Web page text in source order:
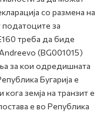
со размена на
податоците за
треба да биде
(BG001015)
за кои одредишната
Бугарија е
кога земја на транзит е
е во Република